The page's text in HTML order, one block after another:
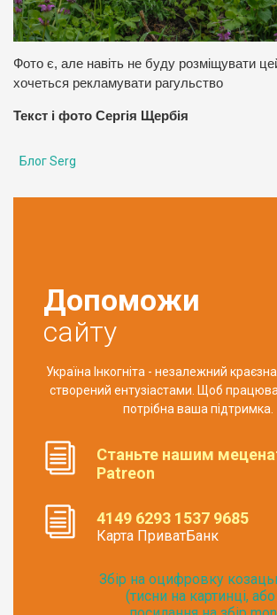
Фото є, але навіть не буду розміщувати
хочеться рекламувати рагульство
Текст і фото Сергія Щербія
Блог Serg
Допоможи
сайту
Україна Інкогніта - незалежний
створений ентузіастами. Щоб
потрібна ваша підтримка.
Станьте нашим
Patreon
4149 6293 1537 9685
Карта ПриватБанк
Збір на оцифровку
(тисни на картинці,